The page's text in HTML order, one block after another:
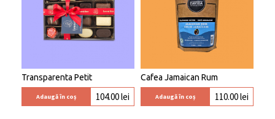
Transparenta Petit
Adaugă în coș 104.00lei
Cafea Jamaican Rum
Adaugă în coș 110.00lei